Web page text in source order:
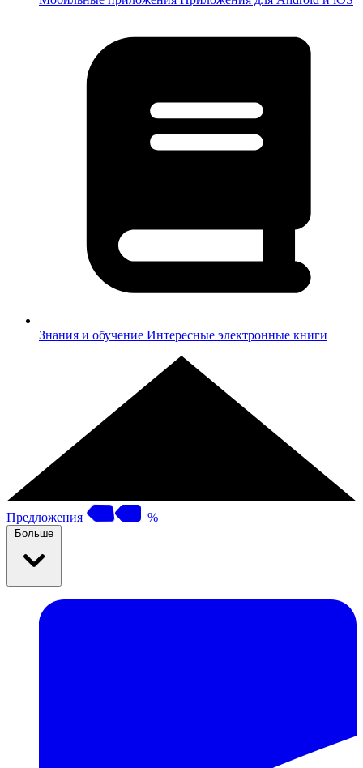
Знания и обучение Интересные электронные книги
Предложения %
Больше